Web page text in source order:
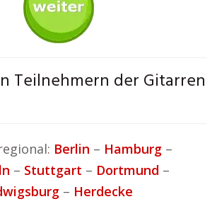
Teilnehmern der Gitarren
Berlin – Hamburg –
– Stuttgart – Dortmund –
– Herdecke